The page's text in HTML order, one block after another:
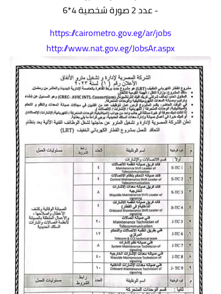
- عدد 2 صورة شخصية 4*6
https://cairometro.gov.eg/ar/jobs
http://www.nat.gov.eg/JobsAr.aspx